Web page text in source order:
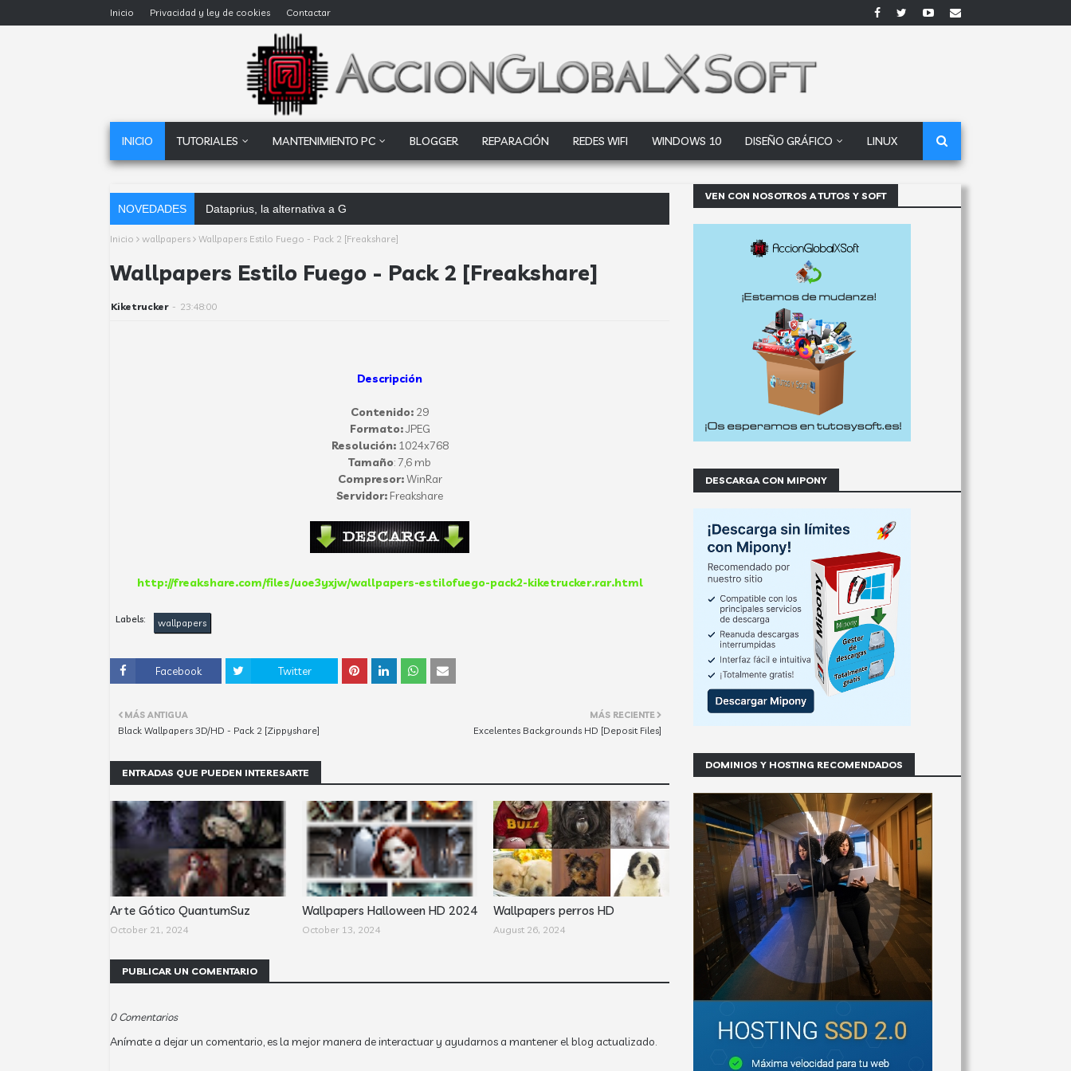
Inicio Privacidad y ley de cookies Contactar
INICIO TUTORIALES MANTENIMIENTO PC BLOGGER REPARACIÓN REDES WIFI WINDOWS 10 DISEÑO GRÁFICO LINUX
NOVEDADES Dataprius, la alternativa a Google Drive y Dropbox que las empresa
Inicio wallpapers Wallpapers Estilo Fuego - Pack 2 [Freakshare]
Wallpapers Estilo Fuego - Pack 2 [Freakshare]
Kiketrucker - 23:48:00
Descripción
Contenido: 29
Formato:JPEG
Resolución:1024x768
Tamaño: 7,6 mb
Compresor:WinRar
Servidor: Freakshare
http://freakshare.com/files/uoe3yxjw/wallpapers-estilofuego-pack2-kiketrucker.rar.html
Labels: wallpapers
Facebook Twitter
MÁS RECIENTE
Excelentes Backgrounds HD [Deposit Files]
MÁS ANTIGUA
Black Wallpapers 3D/HD - Pack 2 [Zippyshare]
ENTRADAS QUE PUEDEN INTERESARTE
Arte Gótico QuantumSuz
October 21, 2024
Wallpapers Halloween HD 2024
October 13, 2024
Wallpapers perros HD
August 26, 2024
PUBLICAR UN COMENTARIO
0 Comentarios
Anímate a dejar un comentario, es la mejor manera de interactuar y ayudarnos a mantener el blog actualizado.
VEN CON NOSOTROS A TUTOS Y SOFT
DESCARGA CON MIPONY
DOMINIOS Y HOSTING RECOMENDADOS